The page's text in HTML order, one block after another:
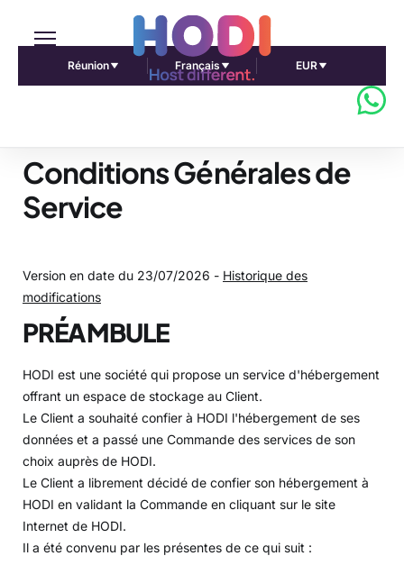
Réunion Français EUR
Conditions Générales de
Service
Version en date du 23/07/2026 - Historique des
modifications
PRÉAMBULE
HODI est une société qui propose un service d'hébergement
offrant un espace de stockage au Client.
Le Client a souhaité confier à HODI l'hébergement de ses
données et a passé une Commande des services de son
choix auprès de HODI.
Le Client a librement décidé de confier son hébergement à
HODI en validant la Commande en cliquant sur le site
Internet de HODI.
Il a été convenu par les présentes de ce qui suit :